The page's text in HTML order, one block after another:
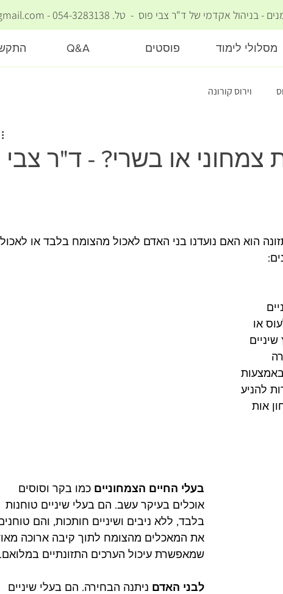
ד"ר צבי פוס - טל. 054-3283138 -
מסלולי לימוד פוסטים Q&A
וירוס קורונה
צמחוני או בשרי? - ד"ר צבי
הוא האם נועדנו בני האדם לאכול מהצומח בלבד או לאכול
או
להניע
אות
בעלי החיים הצמחוניים כמו בקר וסוסים
אוכלים בעיקר עשב. הם בעלי שיניים טוחנות
בלבד, ללא ניבים ושיניים חותכות, והם
את המאכלים מהצומח לתוך קיבה ארוכה
שמאפשרת עיכול הערכים התזונתיים במלואם.
לבני האדם ניתנה הבחירה. הם בעלי שיניים